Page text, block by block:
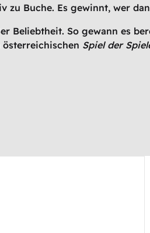
zu Buche. Es gewinnt, wer
Beliebtheit. So gewann es
Spiel der